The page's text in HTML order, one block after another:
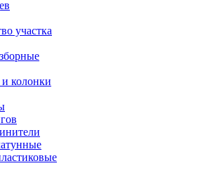
участка
колонки